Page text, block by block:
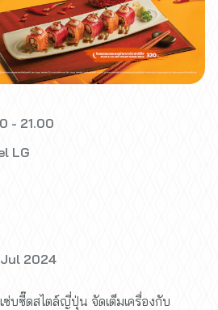
- 21.00
LG
2024
ซ่บซี๊ดสไตล์ญี่ปุ่น จัดเต็มเครื่องกับ